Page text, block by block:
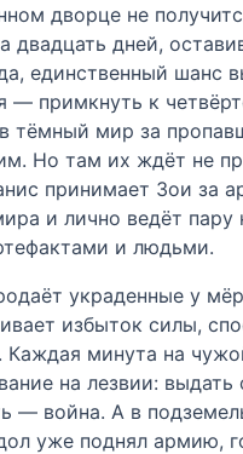
дворце не
двадцать дней,
единственный шанс
— примкнуть к
тёмный мир за
Но там их ждёт не
принимает Зои за
и лично ведёт пару
и людьми.
украденные у
избыток силы,
Каждая минута на
на лезвии:
— война. А в
уже поднял армию,